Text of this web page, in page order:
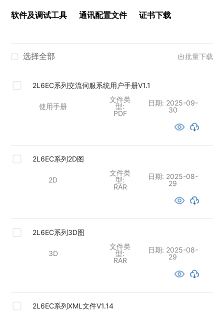
软件及调试工具 通讯配置文件 证书下载
选择全部 批量下载
2L6EC系列交流伺服系统用户手册V1.1
使用手册
文件类
型:
PDF
日期: 2025-09-
30
2L6EC系列2D图
2D
文件类
型:
RAR
日期: 2025-08-
29
2L6EC系列3D图
3D
文件类
型:
RAR
日期: 2025-08-
29
2L6EC系列XML文件V1.14